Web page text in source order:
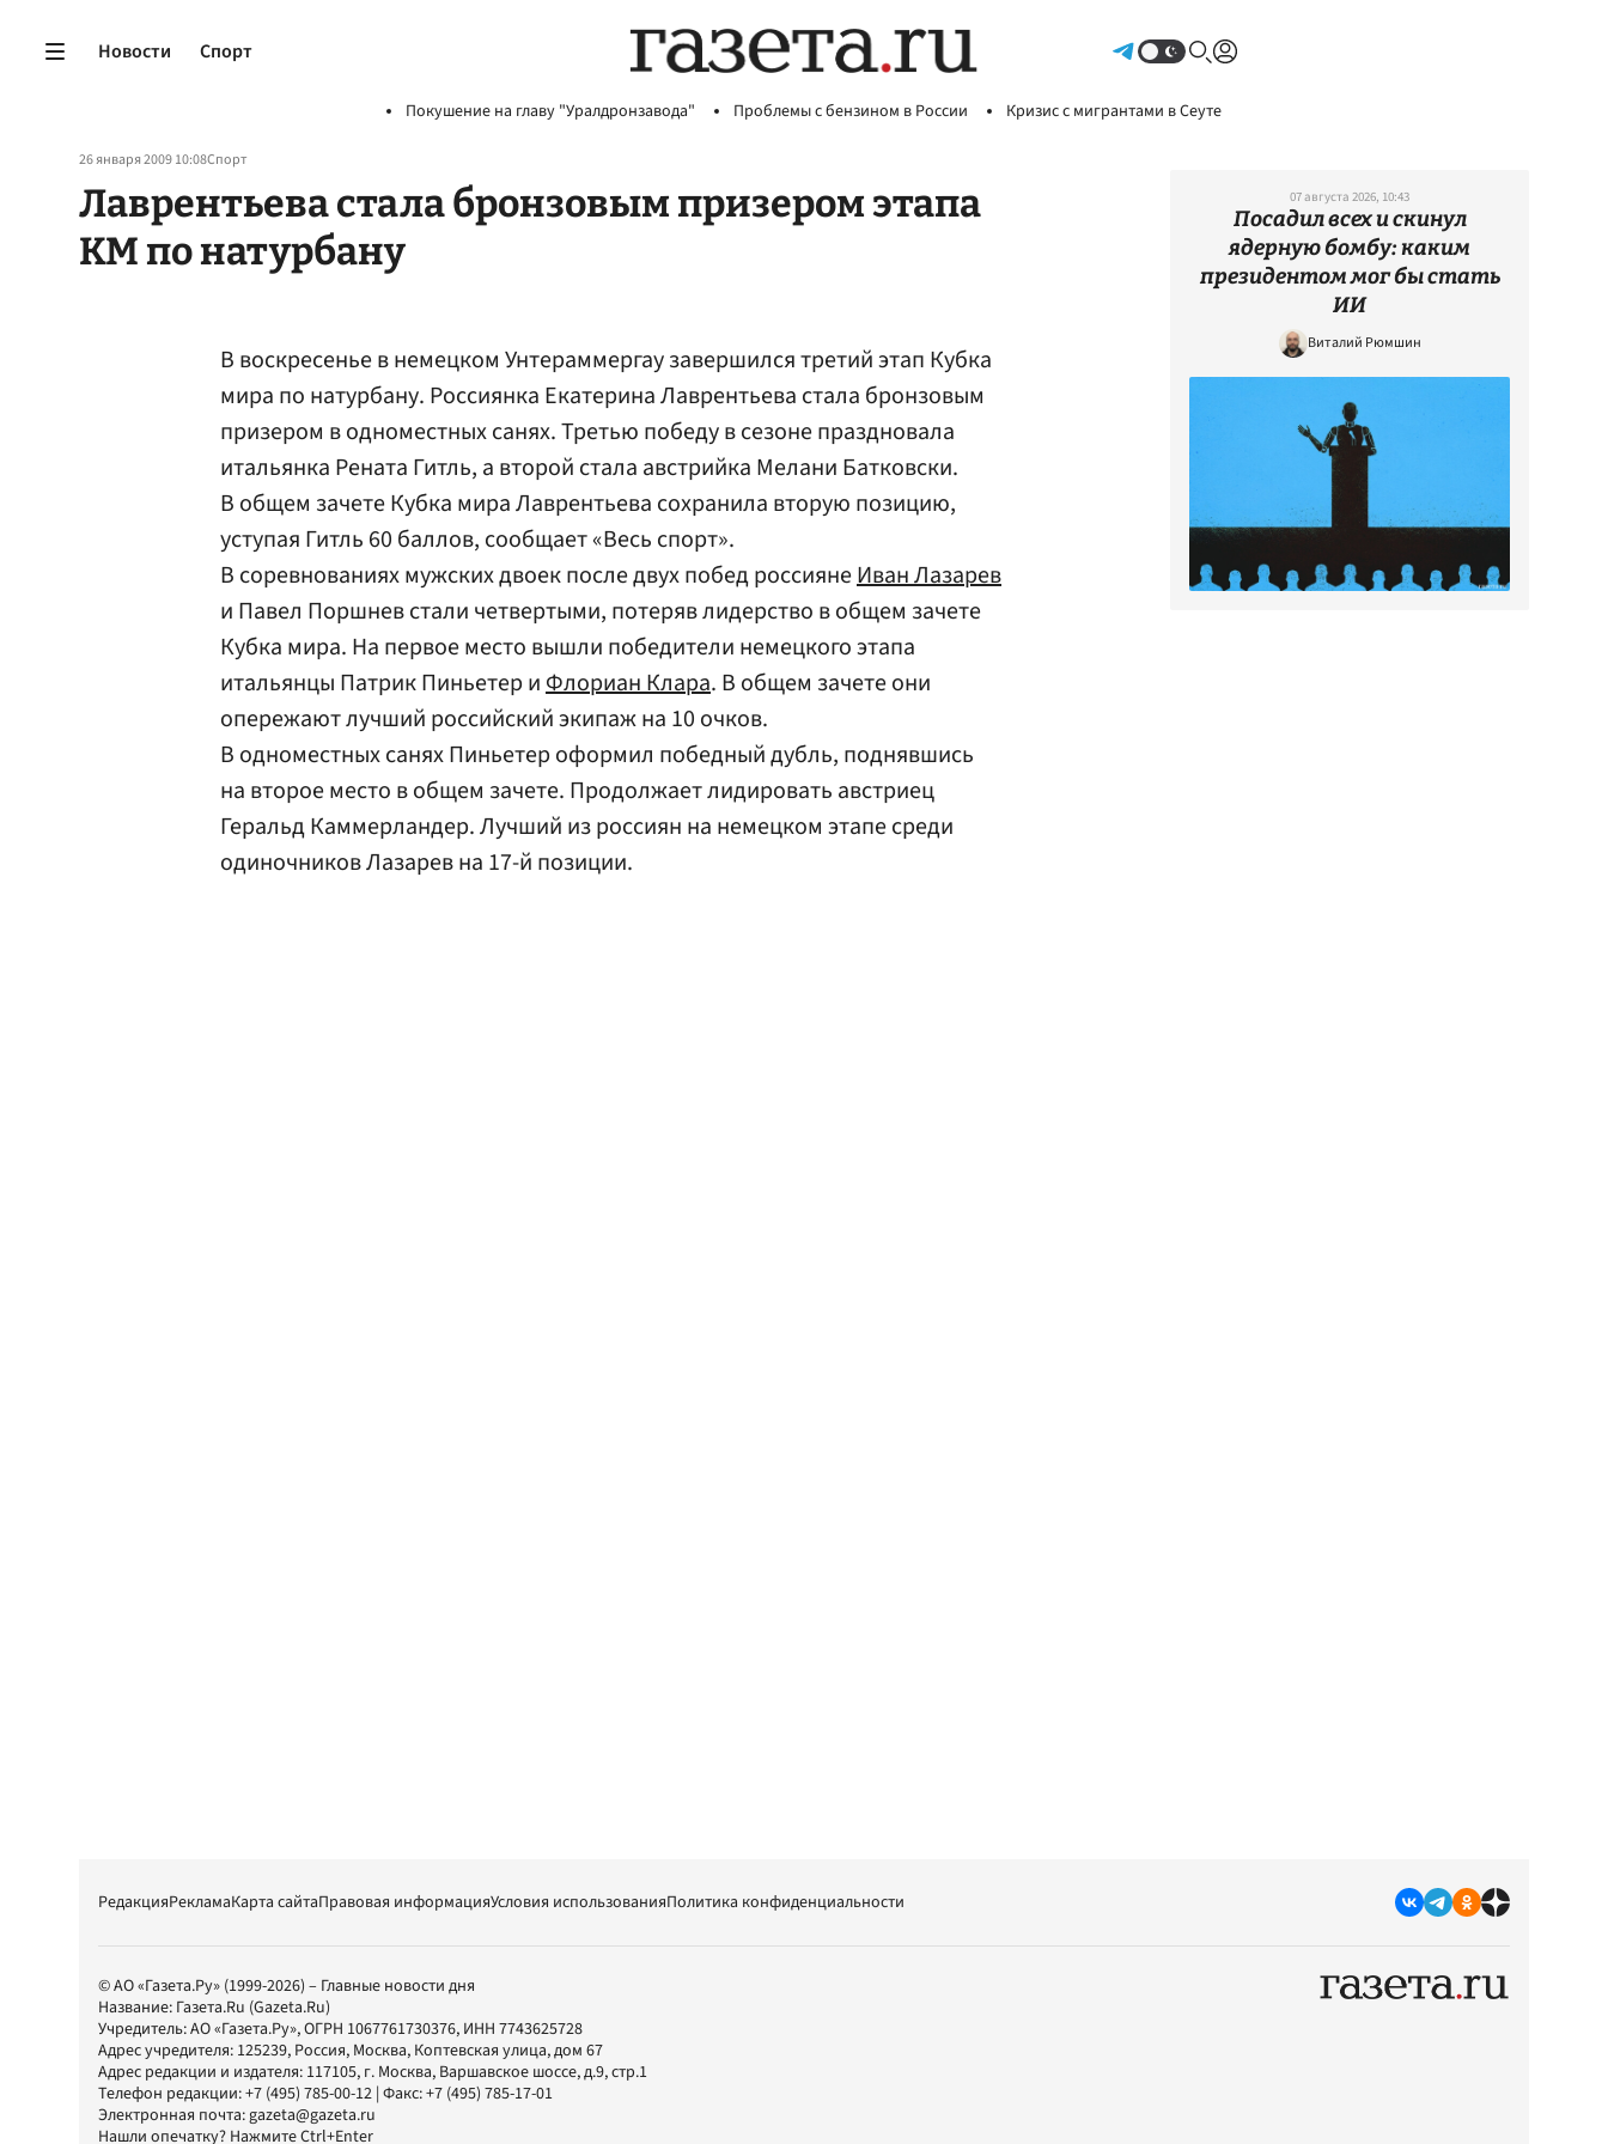
Новости Спорт
Покушение на главу "Уралдронзавода" Проблемы с бензином в России Кризис с мигрантами в Сеуте
26 января 2009 10:08Спорт
Лаврентьева стала бронзовым призером этапа
КМ по натурбану
В воскресенье в немецком Унтераммергау завершился третий этап Кубка
мира по натурбану. Россиянка Екатерина Лаврентьева стала бронзовым
призером в одноместных санях. Третью победу в сезоне праздновала
итальянка Рената Гитль, а второй стала австрийка Мелани Батковски.
В общем зачете Кубка мира Лаврентьева сохранила вторую позицию,
уступая Гитль 60 баллов, сообщает «Весь спорт».
В соревнованиях мужских двоек после двух побед россиянеИван Лазарев
и Павел Поршнев стали четвертыми, потеряв лидерство в общем зачете
Кубка мира. На первое место вышли победители немецкого этапа
итальянцы Патрик Пиньетер иФлориан Клара. В общем зачете они
опережают лучший российский экипаж на 10 очков.
В одноместных санях Пиньетер оформил победный дубль, поднявшись
на второе место в общем зачете. Продолжает лидировать австриец
Геральд Каммерландер. Лучший из россиян на немецком этапе среди
одиночников Лазарев на 17-й позиции.
07 августа 2026, 10:43
Посадил всех и скинул
ядерную бомбу: каким
президентом мог бы стать
ИИ
Виталий Рюмшин
РедакцияРекламаКарта сайтаПравовая информацияУсловия использованияПолитика конфиденциальности
© АО «Газета.Ру» (1999-2026) – Главные новости дня
Название: Газета.Ru (Gazeta.Ru)
Учредитель:АО «Газета.Ру», ОГРН 1067761730376, ИНН 7743625728
Адрес учредителя: 125239, Россия, Москва, Коптевская улица, дом 67
Адрес редакции и издателя: 117105, г. Москва, Варшавское шоссе, д.9, стр.1
Телефон редакции:+7 (495) 785-00-12 | Факс:+7 (495) 785-17-01
Электронная почта:gazeta@gazeta.ru
Нашли опечатку? Нажмите Ctrl+Enter